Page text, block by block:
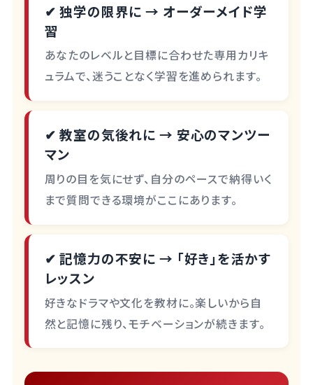
✔ 独学の限界に → オーダーメイド学
習
あなたのレベルと目標に合わせた専用カリキ
ュラムで、迷うことなく学習を進められます。
✔ 教室の気後れに → 安心のマンツー
マン
周りの目を気にせず、自分のペースで納得いく
まで質問できる環境がここにあります。
✔ 記憶力の不安に → 「好き」を活かす
レッスン
好きなドラマや文化を教材に。楽しいから自
然と記憶に残り、モチベーションが続きます。